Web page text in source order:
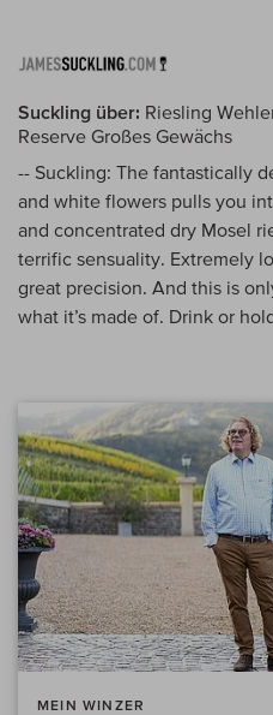
Suckling über: Riesling
Reserve Großes Gewächs
-- Suckling: The fantastically
and white flowers pulls you
and concentrated dry Mosel
terrific sensuality. Extremely
great precision. And this is
what it’s made of. Drink or
MEIN WINZER